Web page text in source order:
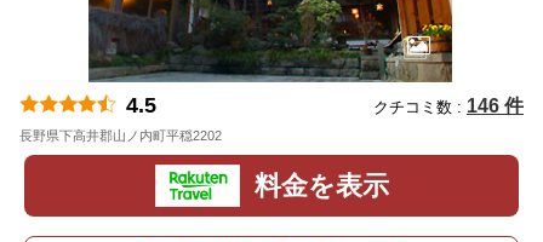
4.5 クチコミ数 : 146 件
長野県下高井郡山ノ内町平穏2202
料金を表示